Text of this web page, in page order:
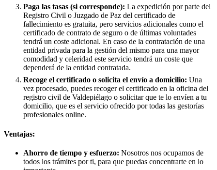
Paga las tasas (si corresponde): La expedición por parte del
Registro Civil o Juzgado de Paz del certificado de
fallecimiento es gratuita, pero servicios adicionales como el
certificado de contrato de seguro o de últimas voluntades
tendrá un coste adicional. En caso de la contratación de una
entidad privada para la gestión del mismo para una mayor
comodidad y celeridad este servicio tendrá un coste que
dependerá de la entidad contratada.
Recoge el certificado o solicita el envío a domicilio: Una
vez procesado, puedes recoger el certificado en la oficina del
registro civil de Valdepiélago o solicitar que te lo envíen a tu
domicilio, que es el servicio ofrecido por todas las gestorías
profesionales online.
Ventajas:
Ahorro de tiempo y esfuerzo: Nosotros nos ocupamos de
todos los trámites por ti, para que puedas concentrarte en lo